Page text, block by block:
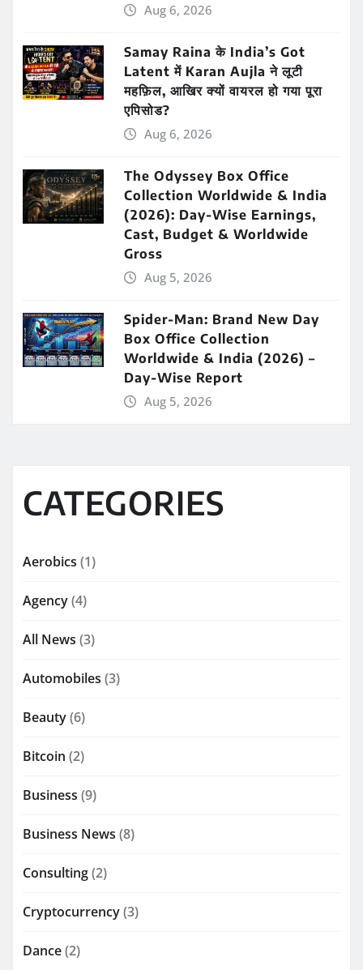
Aug 6, 2026
Samay Raina के India’s Got
Latent में Karan Aujla ने लूटी
महफ़िल, आखिर क्यों वायरल हो गया पूरा
एपिसोड?
Aug 6, 2026
The Odyssey Box Office
Collection Worldwide & India
(2026): Day-Wise Earnings,
Cast, Budget & Worldwide
Gross
Aug 5, 2026
Spider-Man: Brand New Day
Box Office Collection
Worldwide & India (2026) –
Day-Wise Report
Aug 5, 2026
CATEGORIES
Aerobics (1)
Agency(4)
All News (3)
Automobiles (3)
Beauty(6)
Bitcoin (2)
Business (9)
Business News (8)
Consulting(2)
Cryptocurrency(3)
Dance(2)